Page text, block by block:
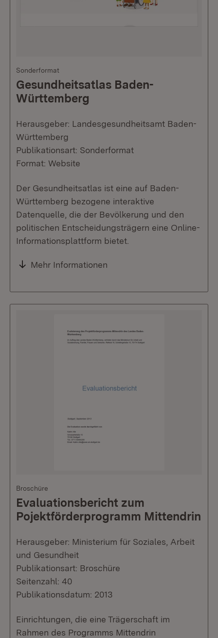
Sonderformat
Gesundheitsatlas Baden-
Württemberg
Herausgeber: Landesgesundheitsamt Baden-
Württemberg
Publikationsart: Sonderformat
Format: Website
Der Gesundheitsatlas ist eine auf Baden-
Württemberg bezogene interaktive
Datenquelle, die der Bevölkerung und den
politischen Entscheidungsträgern eine Online-
Informationsplattform bietet.
Mehr Informationen
Broschüre
Evaluationsbericht zum
Pojektförderprogramm Mittendrin
Herausgeber: Ministerium für Soziales, Arbeit
und Gesundheit
Publikationsart: Broschüre
Seitenzahl: 40
Publikationsdatum: 2013
Einrichtungen, die eine Trägerschaft im
Rahmen des Programms Mittendrin